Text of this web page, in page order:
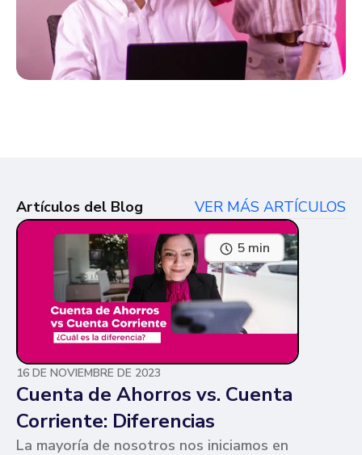
Artículos del Blog VER MÁS ARTÍCULOS
5 min
16 DE NOVIEMBRE DE 2023
Cuenta de Ahorros vs. Cuenta
Corriente: Diferencias
La mayoría de nosotros nos iniciamos en